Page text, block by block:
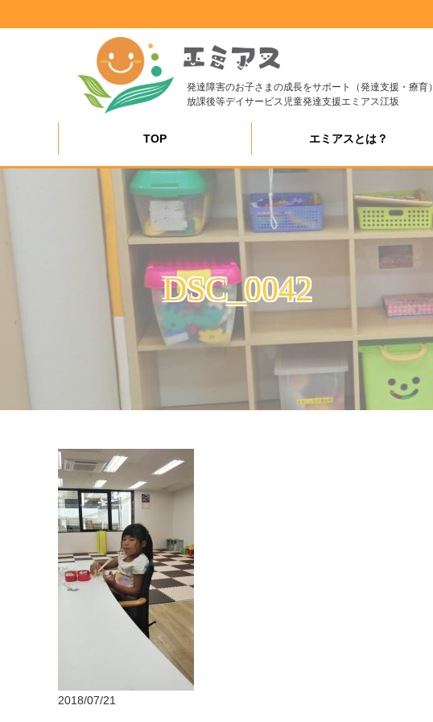
発達障害のお子さまの成長をサポート（発達支援・療育）
放課後等デイサービス児童発達支援エミアス江坂
TOP エミアスとは？
DSC_0042
2018/07/21